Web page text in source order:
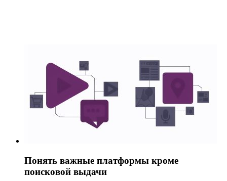
Понять важные платформы кроме
поисковой выдачи